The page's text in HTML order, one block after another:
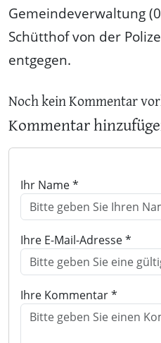
Gemeindeverwaltung
Schütthof von der
entgegen.
Noch kein Kommentar
Kommentar
Ihr Name *
Ihre E-Mail-Adresse *
Ihre Kommentar *